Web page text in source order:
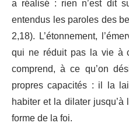
entendus les paroles des
2,18). L’étonnement,
qui ne réduit pas la vie à
comprend, à ce qu’on
propres capacités : il la
habiter et la dilater
forme de la foi.